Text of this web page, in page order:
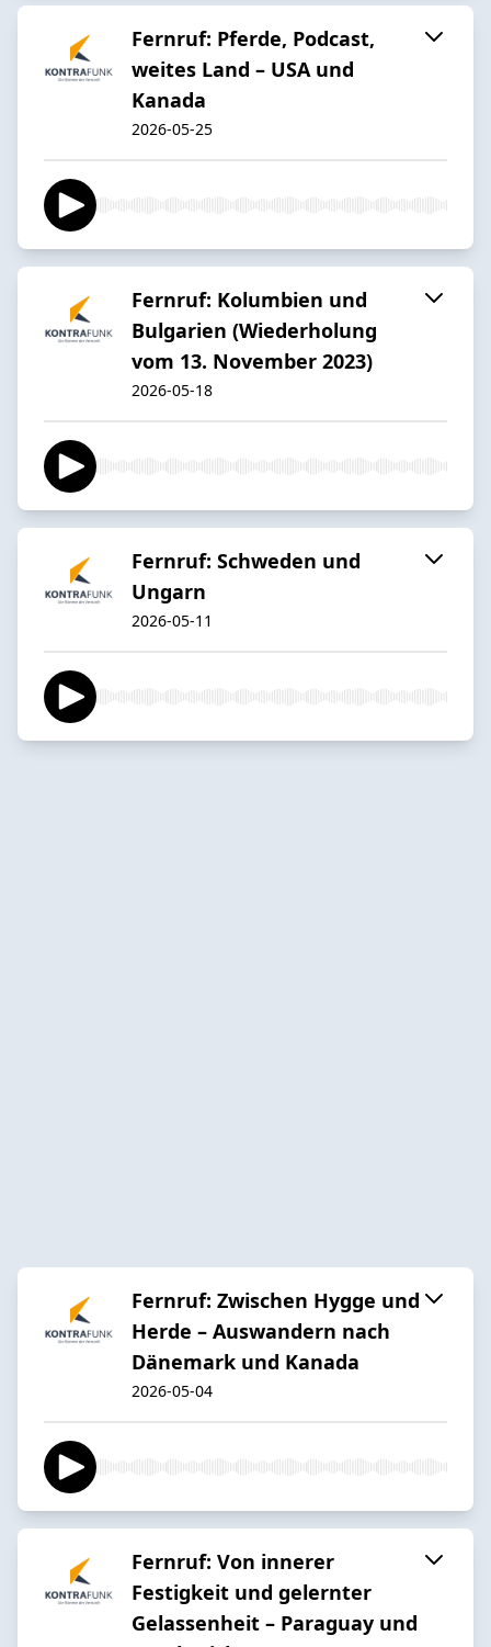
Fernruf: Pferde, Podcast,
weites Land – USA und
Kanada
2026-05-25
Fernruf: Kolumbien und
Bulgarien (Wiederholung
vom 13. November 2023)
2026-05-18
Fernruf: Schweden und
Ungarn
2026-05-11
Fernruf: Zwischen Hygge und
Herde – Auswandern nach
Dänemark und Kanada
2026-05-04
Fernruf: Von innerer
Festigkeit und gelernter
Gelassenheit – Paraguay und